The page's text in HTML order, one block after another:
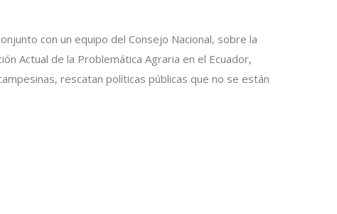
con un equipo del Consejo Nacional, sobre la
Actual de la Problemática Agraria en el Ecuador,
rescatan políticas públicas que no se están